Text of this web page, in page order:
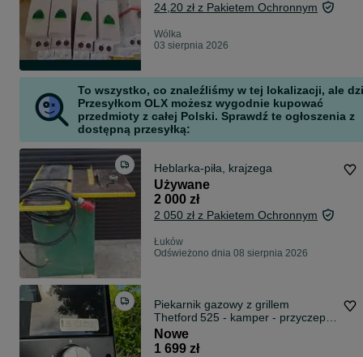
24,20 zł z Pakietem Ochronnym
Wólka
03 sierpnia 2026
To wszystko, co znaleźliśmy w tej lokalizacji, ale
Przesyłkom OLX możesz wygodnie kupować
przedmioty z całej Polski. Sprawdź te ogłoszenia z
dostępną przesyłką:
Heblarka-piła, krajzega
Używane
2 000 zł
2 050 zł z Pakietem Ochronnym
Łuków
Odświeżono dnia 08 sierpnia 2026
Piekarnik gazowy z grillem
Thetford 525 - kamper - przyczepa
campingowa - łódka
Nowe
1 699 zł